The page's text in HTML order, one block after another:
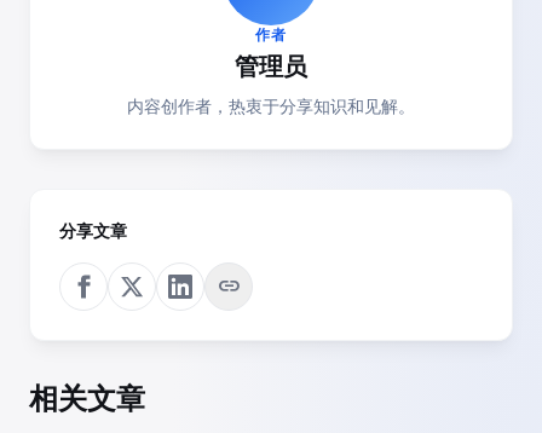
作者
管理员
内容创作者，热衷于分享知识和见解。
分享文章
link
相关文章